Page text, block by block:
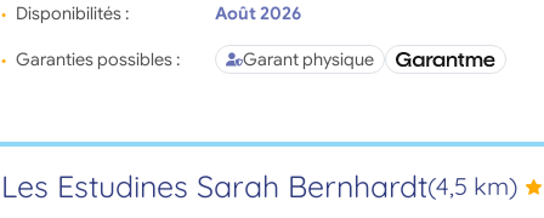
Disponibilités :
Août 2026
Garanties possibles : Garant physique
Les Estudines Sarah Bernhardt(4,5 km)